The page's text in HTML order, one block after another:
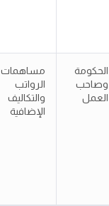
الحكومة
وصاحب
العمل
مساهمات
الرواتب
والتكاليف
الإضافية